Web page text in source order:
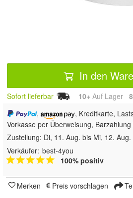
In den
Sofort lieferbar 10+ Auf Lager 8
,
, Kreditkarte,
Vorkasse per Überweisung,
Zustellung: Di, 11. Aug. bis Mi, 12. Aug.
Verkäufer: best-4you
100% positiv
Merken Preis vorschlagen